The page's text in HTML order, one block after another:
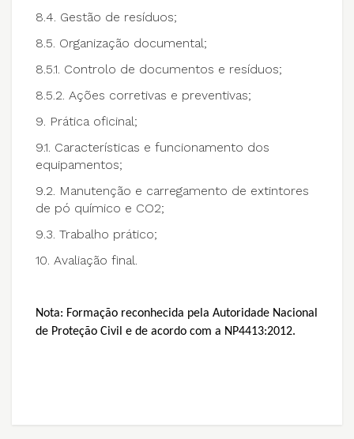
8.4. Gestão de resíduos;
8.5. Organização documental;
8.5.1. Controlo de documentos e resíduos;
8.5.2. Ações corretivas e preventivas;
9. Prática oficinal;
9.1. Características e funcionamento dos
equipamentos;
9.2. Manutenção e carregamento de extintores
de pó químico e CO2;
9.3. Trabalho prático;
10. Avaliação final.
Nota: Formação reconhecida pela Autoridade Nacional
de Proteção Civil e de acordo com a NP4413:2012.